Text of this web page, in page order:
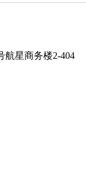
航星商务楼2-404